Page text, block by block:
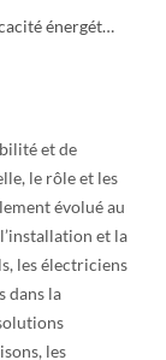
Études de cas d’électriciens assurant l’efficacité énergétique
et de
le rôle et les
évolué au
et la
les électriciens
dans la
les